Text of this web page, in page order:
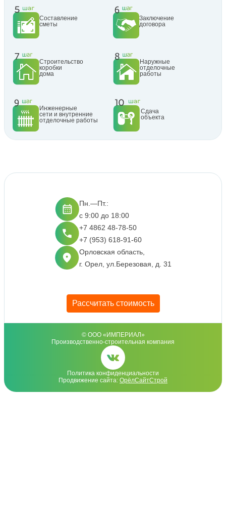
Составление
сметы
Заключение
договора
Строительство
коробки
дома
Наружные
отделочные
работы
Инженерные
сети и внутренние
отделочные работы
Сдача
объекта
Пн.—Пт.:
с 9:00 до 18:00
+7 4862 48-78-50
+7 (953) 618-91-60
Орловская область,
г. Орел, ул.Березовая, д. 31
Рассчитать стоимость
© ООО «ИМПЕРИАЛ»
Производственно-строительная компания
Политика конфиденциальности
Продвижение сайта: ОрёлСайтСтрой